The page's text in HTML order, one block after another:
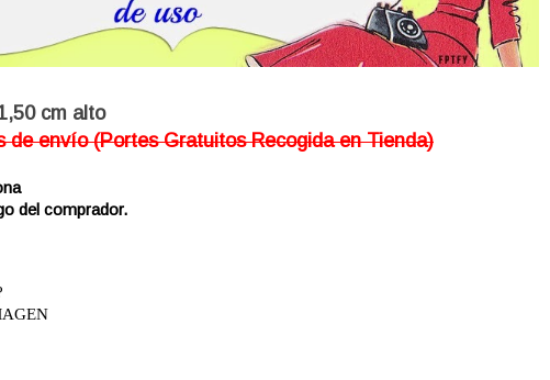
cm alto
envío (Portes Gratuitos Recogida en Tienda)
del comprador.